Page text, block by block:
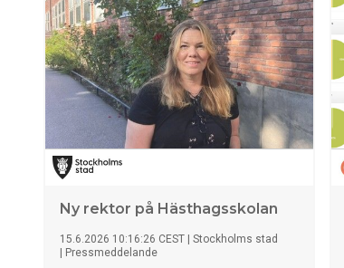
förståelse för hur de själva kan påverka
sitt mående.
Ny rektor på Hästhagsskolan
15.6.2026 10:16:26 CEST
Stockholms stad
Pressmeddelande